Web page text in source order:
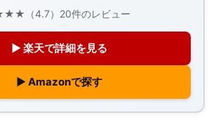
（4.7）20件のレビュー
▶ 楽天で詳細を見る
▶ Amazonで探す